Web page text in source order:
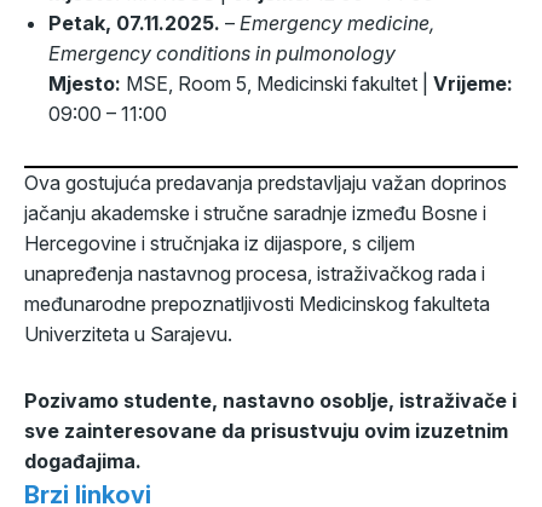
Petak, 07.11.2025. – Emergency medicine,
Emergency conditions in pulmonology
Mjesto: MSE, Room 5, Medicinski fakultet | Vrijeme:
09:00 – 11:00
Ova gostujuća predavanja predstavljaju važan doprinos
jačanju akademske i stručne saradnje između Bosne i
Hercegovine i stručnjaka iz dijaspore, s ciljem
unapređenja nastavnog procesa, istraživačkog rada i
međunarodne prepoznatljivosti Medicinskog fakulteta
Univerziteta u Sarajevu.
Pozivamo studente, nastavno osoblje, istraživače i
sve zainteresovane da prisustvuju ovim izuzetnim
događajima.
Brzi linkovi